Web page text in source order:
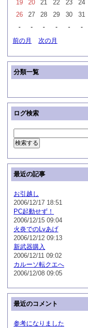
19
20 21 22 23 24
26
27 28 29 30 31
-
- - - - -
前の月
次の月
分類一覧
ログ検索
最近の記事
お引越し
2006/12/17 18:51
PC起動せず！
2006/12/15 09:04
火炎でのLvあげ
2006/12/12 09:13
新武器購入
2006/12/11 09:02
カルーソ転クエへ
2006/12/08 09:05
最近のコメント
参考になりました